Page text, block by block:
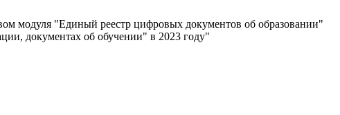
модуля "Единый реестр цифровых документов об образовании"
документах об обучении" в 2023 году"